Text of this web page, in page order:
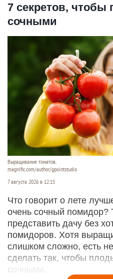
7 секретов,
сочными
Выращивание томатов.
magnific.com/author/gpointstudio
7 августа 2026 в 12:15
Что говорит о лете
очень сочный помидор?
представить дачу без
помидоров. Хотя
слишком сложно, есть
сделать так, чтобы
сочными.